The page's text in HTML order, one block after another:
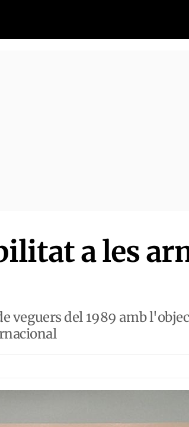
a les
veguers del 1989 amb